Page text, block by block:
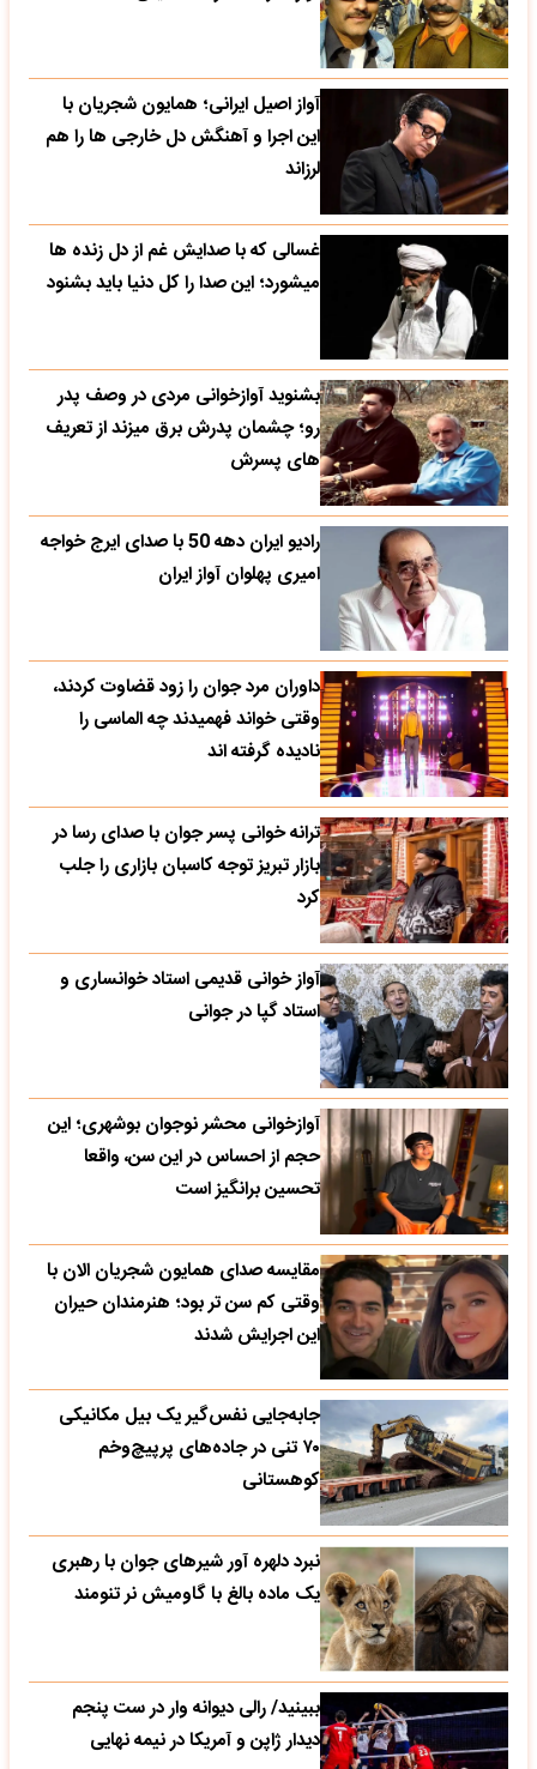
آواز اصیل ایرانی؛ همایون شجریان با
این اجرا و آهنگش دل خارجی ها را هم
لرزاند
غسالی که با صدایش غم از دل زنده ها
میشورد؛ این صدا را کل دنیا باید بشنود
بشنوید آوازخوانی مردی در وصف پدر
رو؛ چشمان پدرش برق میزند از تعریف
های پسرش
رادیو ایران دهه 50 با صدای ایرج خواجه
امیری پهلوان آواز ایران
داوران مرد جوان را زود قضاوت کردند،
وقتی خواند فهمیدند چه الماسی را
نادیده گرفته اند
ترانه خوانی پسر جوان با صدای رسا در
بازار تبریز توجه کاسبان بازاری را جلب
کرد
آواز خوانی قدیمی استاد خوانساری و
استاد گپا در جوانی
آوازخوانی محشر نوجوان بوشهری؛ این
حجم از احساس در این سن، واقعا
تحسین‌ برانگیز است
مقایسه صدای همایون شجریان الان با
وقتی کم سن تر بود؛ هنرمندان حیران
این اجرایش شدند
جابه‌جایی نفس‌گیر یک بیل مکانیکی
۷۰ تنی در جاده‌های پرپیچ‌وخم
کوهستانی
نبرد دلهره آور شیرهای جوان با رهبری
یک ماده بالغ با گاومیش نر تنومند
ببینید/ رالی دیوانه وار در ست پنجم
دیدار ژاپن و آمریکا در نیمه نهایی